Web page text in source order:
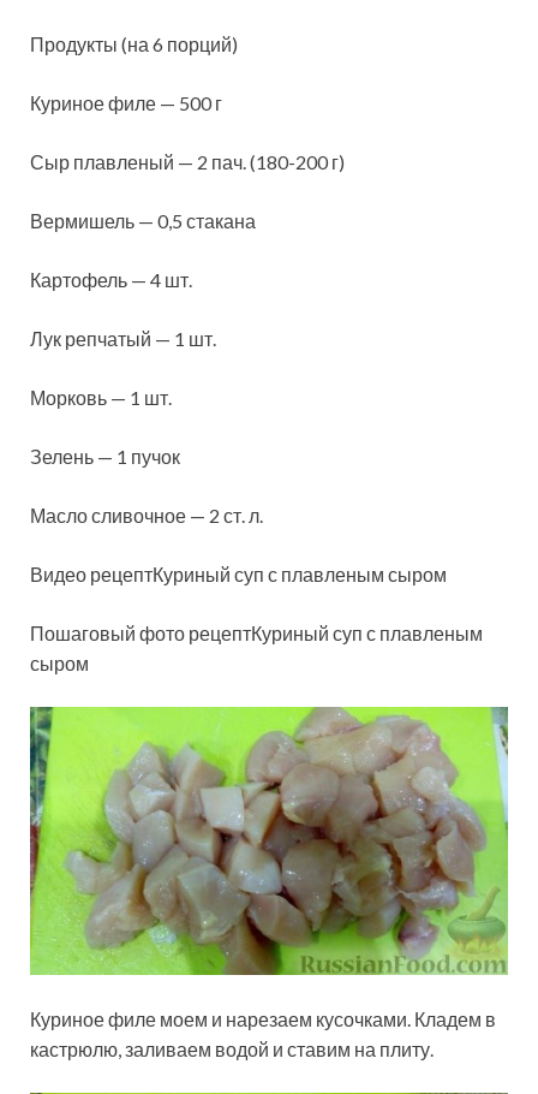
Продукты (на 6 порций)
Куриное филе — 500 г
Сыр плавленый — 2 пач. (180-200 г)
Вермишель — 0,5 стакана
Картофель — 4 шт.
Лук репчатый — 1 шт.
Морковь — 1 шт.
Зелень — 1 пучок
Масло сливочное — 2 ст. л.
Видео рецептКуриный суп с плавленым сыром
Пошаговый фото рецептКуриный суп с плавленым
сыром
Куриное филе моем и нарезаем кусочками. Кладем в
кастрюлю, заливаем водой и ставим на плиту.